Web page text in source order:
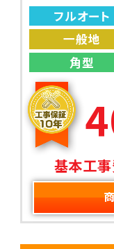
フルオート
一般地
角型
基本工事